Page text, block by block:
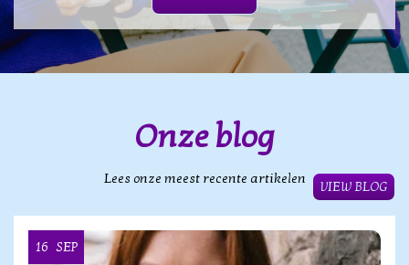
Onze blog
Lees onze meest recente artikelen
VIEW BLOG
16 SEP